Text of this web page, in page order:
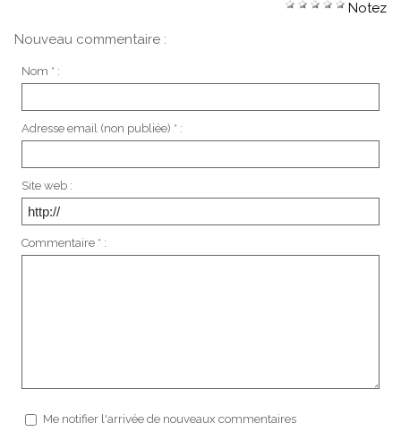
Notez
Nouveau commentaire :
Nom * :
Adresse email (non publiée) * :
Site web :
Commentaire * :
Me notifier l'arrivée de nouveaux commentaires